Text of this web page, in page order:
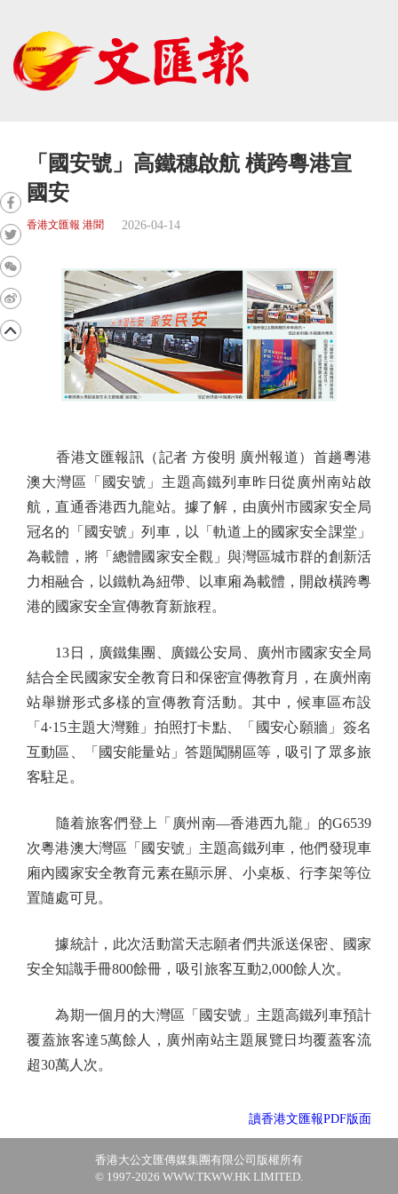
「國安號」高鐵穗啟航 橫跨粵港宣
國安
香港文匯報 港聞 2026-04-14
香港文匯報訊（記者 方俊明 廣州報道）首趟粵港
澳大灣區「國安號」主題高鐵列車昨日從廣州南站啟
航，直通香港西九龍站。據了解，由廣州市國家安全局
冠名的「國安號」列車，以「軌道上的國家安全課堂」
為載體，將「總體國家安全觀」與灣區城市群的創新活
力相融合，以鐵軌為紐帶、以車廂為載體，開啟橫跨粵
港的國家安全宣傳教育新旅程。
13日，廣鐵集團、廣鐵公安局、廣州市國家安全局
結合全民國家安全教育日和保密宣傳教育月，在廣州南
站舉辦形式多樣的宣傳教育活動。其中，候車區布設
「4·15主題大灣雞」拍照打卡點、「國安心願牆」簽名
互動區、「國安能量站」答題闖關區等，吸引了眾多旅
客駐足。
隨着旅客們登上「廣州南—香港西九龍」的G6539
次粵港澳大灣區「國安號」主題高鐵列車，他們發現車
廂內國家安全教育元素在顯示屏、小桌板、行李架等位
置隨處可見。
據統計，此次活動當天志願者們共派送保密、國家
安全知識手冊800餘冊，吸引旅客互動2,000餘人次。
為期一個月的大灣區「國安號」主題高鐵列車預計
覆蓋旅客達5萬餘人，廣州南站主題展覽日均覆蓋客流
超30萬人次。
讀香港文匯報PDF版面
香港大公文匯傳媒集團有限公司版權所有
© 1997-2026 WWW.TKWW.HK LIMITED.